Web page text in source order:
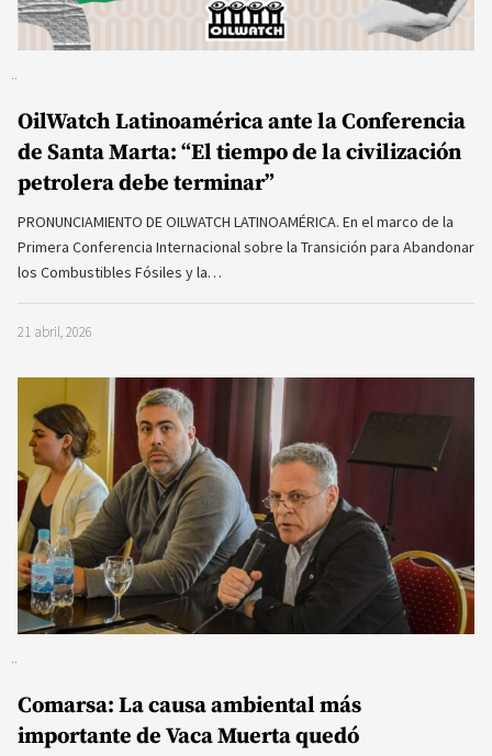
OilWatch Latinoamérica ante la Conferencia
de Santa Marta: “El tiempo de la civilización
petrolera debe terminar”
PRONUNCIAMIENTO DE OILWATCH LATINOAMÉRICA. En el marco de la
Primera Conferencia Internacional sobre la Transición para Abandonar
los Combustibles Fósiles y la…
21 abril, 2026
Comarsa: La causa ambiental más
importante de Vaca Muerta quedó